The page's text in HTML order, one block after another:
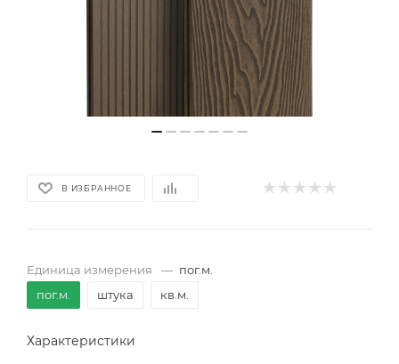
В ИЗБРАННОЕ
Единица измерения — пог.м.
пог.м.
штука кв.м.
Характеристики